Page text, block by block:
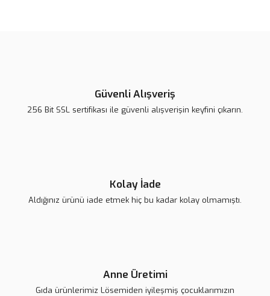
Güvenli Alışveriş
256 Bit SSL sertifikası ile güvenli alışverişin keyfini çıkarın.
Kolay İade
Aldığınız ürünü iade etmek hiç bu kadar kolay olmamıştı.
Anne Üretimi
Gıda ürünlerimiz Lösemiden iyileşmiş çocuklarımızın